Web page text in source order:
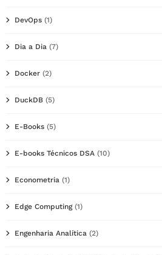
DevOps (1)
Dia a Dia (7)
Docker (2)
DuckDB (5)
E-Books (5)
E-books Técnicos DSA (10)
Econometria (1)
Edge Computing(1)
Engenharia Analítica (2)